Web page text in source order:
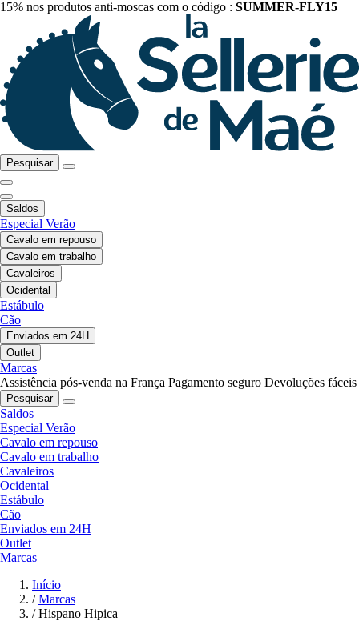
15% nos produtos anti-moscas com o código : SUMMER-FLY15
Pesquisar
Saldos
Especial Verão
Cavalo em repouso
Cavalo em trabalho
Cavaleiros
Ocidental
Estábulo
Cão
Enviados em 24H
Outlet
Marcas
Assistência pós-venda na França Pagamento seguro Devoluções fáceis
Pesquisar
Saldos
Especial Verão
Cavalo em repouso
Cavalo em trabalho
Cavaleiros
Ocidental
Estábulo
Cão
Enviados em 24H
Outlet
Marcas
Início
/ Marcas
/ Hispano Hipica